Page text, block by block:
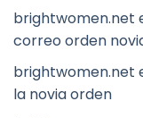
brightwomen.net
correo orden
brightwomen.net
la novia orden